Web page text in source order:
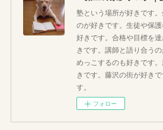
塾という場所が好きです
のが好きです。生徒や保
好きです。合格や目標を
きです。講師と語り合う
めっこするのも好きです
きです。藤沢の街が好き
す。
フォロー